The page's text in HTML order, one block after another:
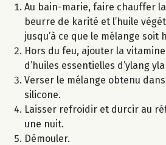
Au bain-marie, faire chauffer la
beurre de karité et l’huile
jusqu’à ce que le mélange soit
Hors du feu, ajouter la
d’huiles essentielles d’ylang
Verser le mélange obtenu
silicone.
Laisser refroidir et durcir au
une nuit.
Démouler.